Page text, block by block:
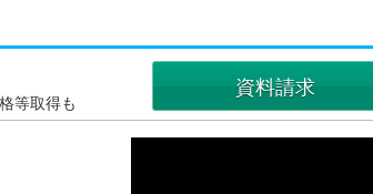
等取得も
資料請求